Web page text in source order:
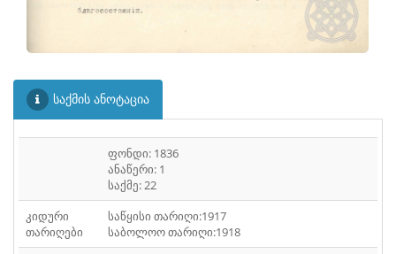
საქმის ანოტაცია
ფონდი: 1836
ანაწერი: 1
საქმე: 22
კიდური
თარიღები
საწყისი თარიღი:1917
საბოლოო თარიღი:1918